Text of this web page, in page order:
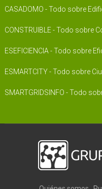
CASADOMO - Todo sobre
CONSTRUIBLE - Todo sobre
ESEFICIENCIA - Todo sobre
ESMARTCITY - Todo sobre
SMARTGRIDSINFO - Todo